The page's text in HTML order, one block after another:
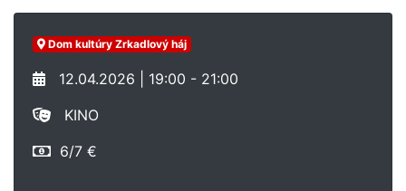
Dom kultúry Zrkadlový háj
12.04.2026 | 19:00 - 21:00
KINO
6/7 €